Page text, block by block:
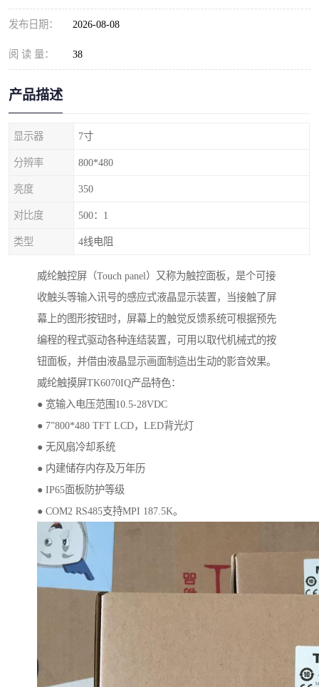
发布日期： 2026-08-08
阅 读 量： 38
产品描述
显示器 7寸
分辨率 800*480
亮度 350
对比度 500：1
类型 4线电阻
威纶触控屏（Touch panel）又称为触控面板，是个可接
收触头等输入讯号的感应式液晶显示装置，当接触了屏
幕上的图形按钮时，屏幕上的触觉反馈系统可根据预先
编程的程式驱动各种连结装置，可用以取代机械式的按
钮面板，并借由液晶显示画面制造出生动的影音效果。
威纶触摸屏TK6070IQ产品特色：
● 宽输入电压范围10.5-28VDC
● 7”800*480 TFT LCD，LED背光灯
● 无风扇冷却系统
● 内建储存内存及万年历
● IP65面板防护等级
● COM2 RS485支持MPI 187.5K。